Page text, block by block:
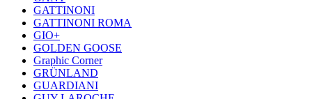
GATTINONI
GATTINONI ROMA
GIO+
GOLDEN GOOSE
Graphic Corner
GRÜNLAND
GUARDIANI